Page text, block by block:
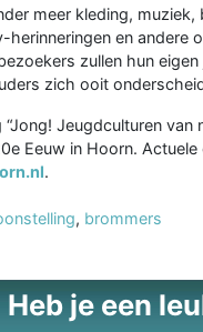
meer kleding,
en andere
zullen hun
zich ooit
“Jong! Jeugdculturen
Eeuw in Hoorn.
.
, brommers
Heb je een